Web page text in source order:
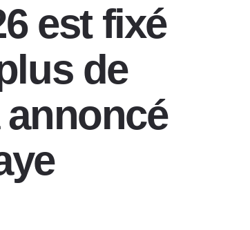
est fixé
de
annoncé